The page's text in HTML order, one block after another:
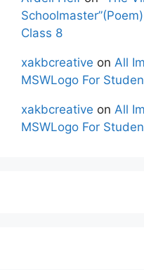
Class 8
xakbcreative on All
MSWLogo For
xakbcreative on All
MSWLogo For